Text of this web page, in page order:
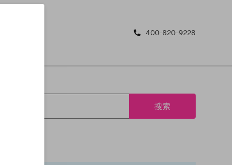
400-820-9228
搜索